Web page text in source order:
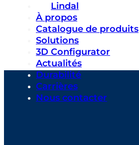
Lindal
À propos
Catalogue de produits
Solutions
3D Configurator
Actualités
Durabilité
Carrières
Nous contacter